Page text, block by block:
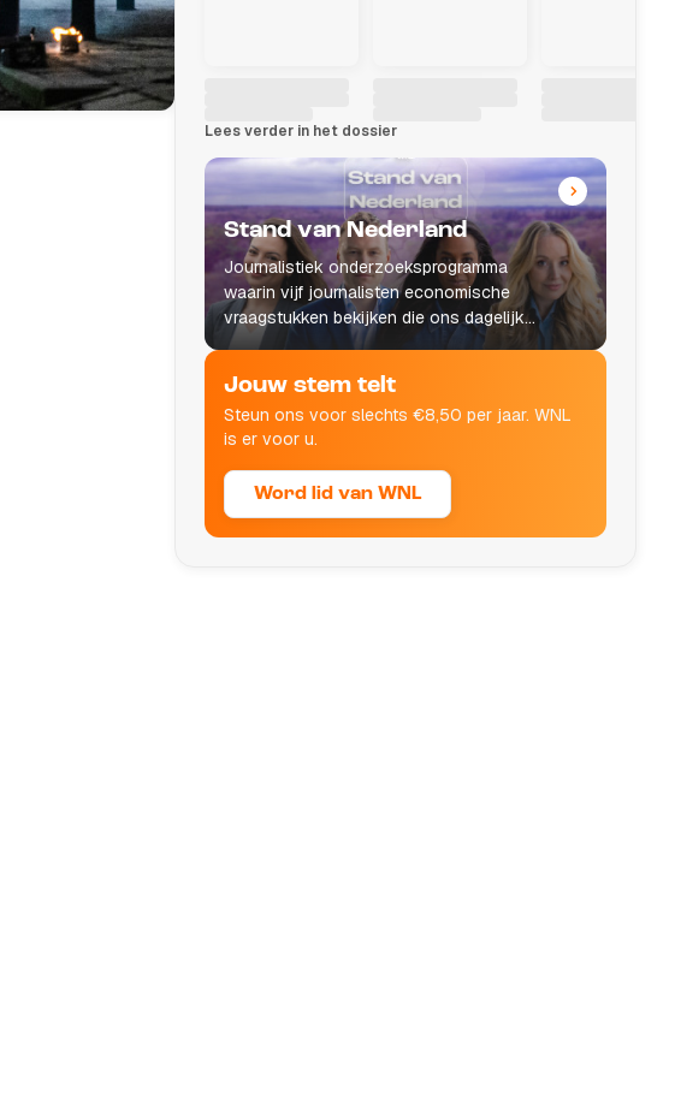
Lees verder in het dossier
Stand van Nederland
Journalistiek onderzoeksprogramma
waarin vijf journalisten economische
vraagstukken bekijken die ons dagelijks
leven raken.
Jouw stem telt
Steun ons voor slechts €8,50 per jaar. WNL
is er voor u.
Word lid van WNL